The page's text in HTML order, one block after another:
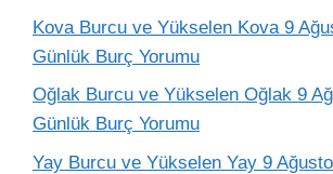
Kova Burcu ve Yükselen Kova 9
Günlük Burç Yorumu
Oğlak Burcu ve Yükselen Oğlak 9
Günlük Burç Yorumu
Yay Burcu ve Yükselen Yay 9